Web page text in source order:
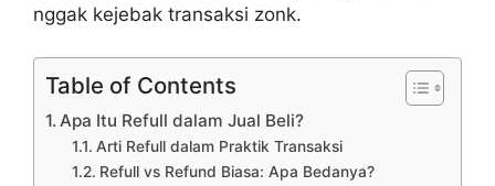
nggak kejebak transaksi zonk.
Table of Contents
Apa Itu Refull dalam Jual Beli?
Arti Refull dalam Praktik Transaksi
Refull vs Refund Biasa: Apa Bedanya?